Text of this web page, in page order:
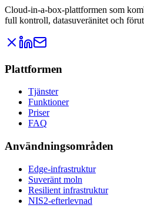
Cloud-in-a-box-plattformen som
full kontroll, datasuveränitet och
Plattformen
Tjänster
Funktioner
Priser
FAQ
Användningsområden
Edge-infrastruktur
Suveränt moln
Resilient infrastruktur
NIS2-efterlevnad